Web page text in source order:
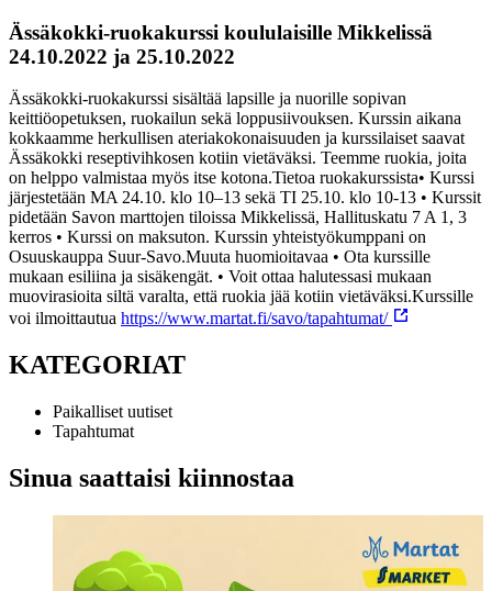
Ässäkokki-ruokakurssi koululaisille Mikkelissä
24.10.2022 ja 25.10.2022
Ässäkokki-ruokakurssi sisältää lapsille ja nuorille sopivan
keittiöopetuksen, ruokailun sekä loppusiivouksen. Kurssin aikana
kokkaamme herkullisen ateriakokonaisuuden ja kurssilaiset saavat
Ässäkokki reseptivihkosen kotiin vietäväksi. Teemme ruokia, joita
on helppo valmistaa myös itse kotona.Tietoa ruokakurssista• Kurssi
järjestetään MA 24.10. klo 10–13 sekä TI 25.10. klo 10-13 • Kurssit
pidetään Savon marttojen tiloissa Mikkelissä, Hallituskatu 7 A 1, 3
kerros • Kurssi on maksuton. Kurssin yhteistyökumppani on
Osuuskauppa Suur-Savo.Muuta huomioitavaa • Ota kurssille
mukaan esiliina ja sisäkengät. • Voit ottaa halutessasi mukaan
muovirasioita siltä varalta, että ruokia jää kotiin vietäväksi.Kurssille
voi ilmoittautua https://www.martat.fi/savo/tapahtumat/
KATEGORIAT
Paikalliset uutiset
Tapahtumat
Sinua saattaisi kiinnostaa